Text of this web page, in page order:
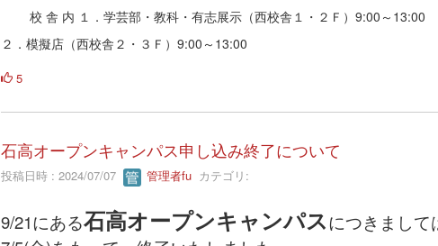
校 舎 内 １．学芸部・教科・有志展示（西校舎１・２Ｆ）9:00～13:00
２．模擬店（西校舎２・３Ｆ）9:00～13:00
5
石高オープンキャンパス申し込み終了について
投稿日時 : 2024/07/07 管理者fuカテゴリ:
9/21にある石高オープンキャンパスにつきまして